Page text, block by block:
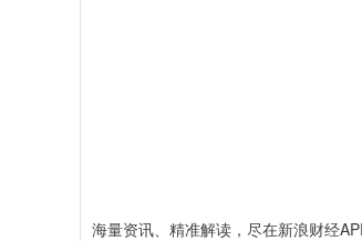
海量资讯、精准解读，尽在新浪财经